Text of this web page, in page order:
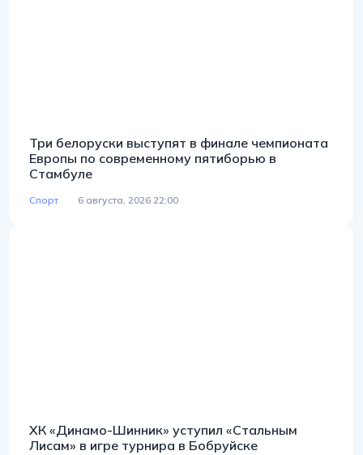
Три белоруски выступят в финале чемпионата
Европы по современному пятиборью в
Стамбуле
Спорт 6 августа, 2026 22:00
ХК «Динамо-Шинник» уступил «Стальным
Лисам» в игре турнира в Бобруйске